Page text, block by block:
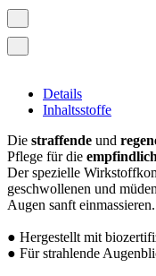
Details
Inhaltsstoffe
Die straffende und
Pflege für die
Der spezielle
geschwollenen und
Augen sanft einmassieren.
● Hergestellt mit
● Für strahlende